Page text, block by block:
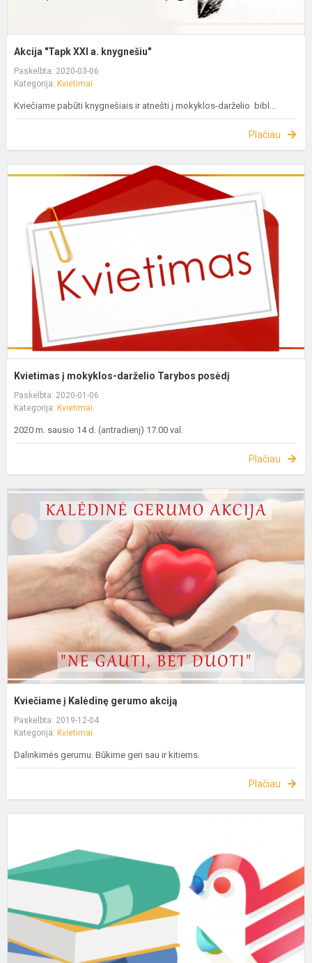
Akcija "Tapk XXI a. knygnešiu"
Paskelbta: 2020-03-06
Kategorija: Kvietimai
Kviečiame pabūti knygnešiais ir atnešti į mokyklos-darželio bibl...
Plačiau
Kvietimas į mokyklos-darželio Tarybos posėdį
Paskelbta: 2020-01-06
Kategorija: Kvietimai
2020 m. sausio 14 d. (antradienį) 17.00 val.
Plačiau
Kviečiame į Kalėdinę gerumo akciją
Paskelbta: 2019-12-04
Kategorija: Kvietimai
Dalinkimės gerumu. Būkime geri sau ir kitiems.
Plačiau